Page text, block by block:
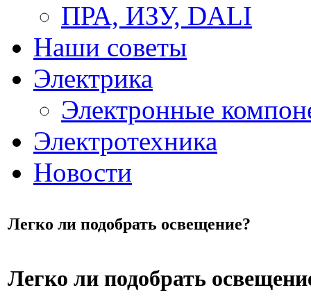
ПРА, ИЗУ, DALI
Наши советы
Электрика
Электронные
Электротехника
Новости
Легко ли подобрать освещение?
Легко ли подобрать